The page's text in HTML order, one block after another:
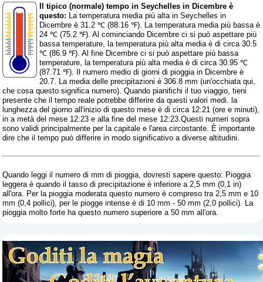
Il tipico (normale) tempo in Seychelles in Dicembre è
questo: La temperatura media più alta in Seychelles in
Dicembre è 31.2 ℃ (88.16 ℉). La temperatura media più bassa è
24 ℃ (75.2 ℉). Al cominciando Dicembre ci si può aspettare più
bassa temperature, la temperatura più alta media è di circa 30.5
℃ (86.9 ℉). Al fine Dicembre ci si può aspettare più bassa
temperature, la temperatura più alta media è di circa 30.95 ℃
(87.71 ℉). Il numero medio di giorni di pioggia in Dicembre è
20.7. La media delle precipitazioni è 306.8 mm (un'occhiata qui,
che cosa questo significa numero). Quando pianifichi il tuo viaggio, tieni
presente che il tempo reale potrebbe differire da questi valori medi. la
lunghezza del giorno all'inizio di questo mese è di circa 12:21 (ore e minuti),
in a metà del mese 12:23 e alla fine del mese 12:23.Questi numeri sopra
sono validi principalmente per la capitale e l'area circostante. È importante
dire che il tempo può differire in modo significativo a diverse altitudini.
Quando leggi il numero di mm di pioggia, dovresti sapere questo: Pioggia
leggera è quando il tasso di precipitazione è inferiore a 2,5 mm (0,1 in)
all'ora. Per la pioggia moderata questo numero è compreso tra 2,5 mm e 10
mm (0,4 pollici), per le piogge intense è di 10 mm - 50 mm (2,0 pollici). La
pioggia molto forte ha questo numero superiore a 50 mm all'ora.